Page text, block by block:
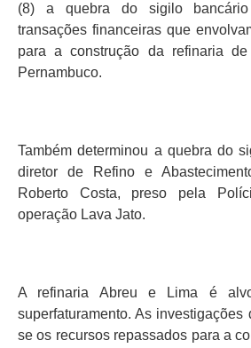
(8) a quebra do sigilo
transações financeiras que
para a construção da refinaria
Pernambuco.
Também determinou a quebra do
diretor de Refino e
Roberto Costa, preso pela
operação Lava Jato.
A refinaria Abreu e Lima é
superfaturamento. As investigações
se os recursos repassados para a